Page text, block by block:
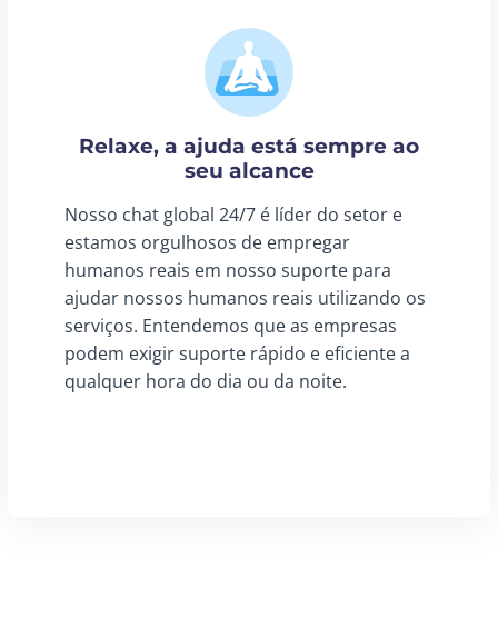
Relaxe, a ajuda está sempre ao
seu alcance
Nosso chat global 24/7 é líder do setor e
estamos orgulhosos de empregar
humanos reais em nosso suporte para
ajudar nossos humanos reais utilizando os
serviços. Entendemos que as empresas
podem exigir suporte rápido e eficiente a
qualquer hora do dia ou da noite.